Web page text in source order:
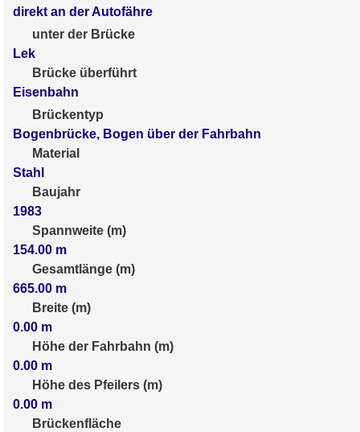
direkt an der Autofähre
unter der Brücke
Lek
Brücke überführt
Eisenbahn
Brückentyp
Bogenbrücke, Bogen über der Fahrbahn
Material
Stahl
Baujahr
1983
Spannweite (m)
154.00 m
Gesamtlänge (m)
665.00 m
Breite (m)
0.00 m
Höhe der Fahrbahn (m)
0.00 m
Höhe des Pfeilers (m)
0.00 m
Brückenfläche